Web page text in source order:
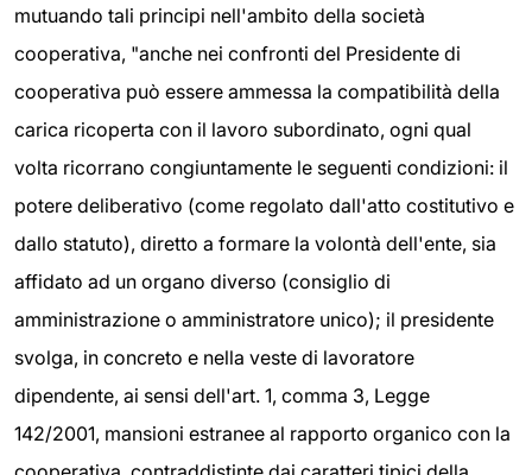
mutuando tali principi nell'ambito della società
cooperativa, "anche nei confronti del Presidente di
cooperativa può essere ammessa la compatibilità della
carica ricoperta con il lavoro subordinato, ogni qual
volta ricorrano congiuntamente le seguenti condizioni: il
potere deliberativo (come regolato dall'atto costitutivo e
dallo statuto), diretto a formare la volontà dell'ente, sia
affidato ad un organo diverso (consiglio di
amministrazione o amministratore unico); il presidente
svolga, in concreto e nella veste di lavoratore
dipendente, ai sensi dell'art. 1, comma 3, Legge
142/2001, mansioni estranee al rapporto organico con la